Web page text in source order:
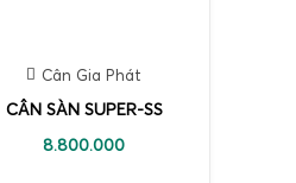
Cân Gia Phát
CÂN SÀN SUPER-SS
8.800.000